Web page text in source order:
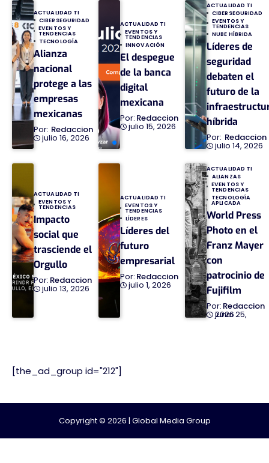
ACTUALIDAD TI
CIBERSEGURIDAD
EVENTOS Y
TENDENCIAS
TECNOLOGÍA
Alianza
nacional
protege a las
empresas
mexicanas
Redaccion
julio 16, 2026
ACTUALIDAD TI
EVENTOS Y
TENDENCIAS
INNOVACIÓN
El despegue
de la banca
digital
mexicana
Redaccion
julio 15, 2026
ACTUALIDAD TI
CIBERSEGURIDAD
EVENTOS Y
TENDENCIAS
NUBE HÍBRIDA
Líderes de
seguridad
debaten el
futuro de la
híbrida
Redaccion
julio 14, 2026
ACTUALIDAD TI
EVENTOS Y
TENDENCIAS
Impacto
social que
trasciende el
Orgullo
Redaccion
julio 13, 2026
ACTUALIDAD TI
EVENTOS Y
TENDENCIAS
LÍDERES
Líderes del
futuro
empresarial
Redaccion
julio 1, 2026
ACTUALIDAD TI
ALIANZAS
EVENTOS Y
TENDENCIAS
TECNOLOGÍA
APLICADA
World Press
Photo en el
Franz Mayer
con
patrocinio de
Fujifilm
Redaccion
junio 25, 2026
[the_ad_group id="212"]